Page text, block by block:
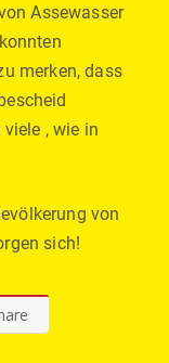
Assewasser
merken, dass
, wie in
von
sich!